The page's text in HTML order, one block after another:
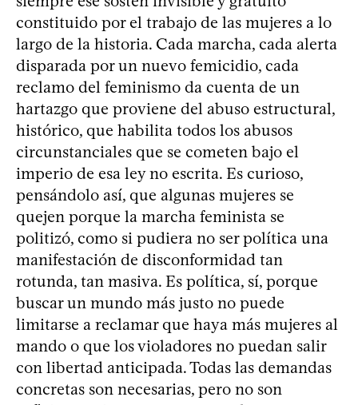
constituido por el trabajo de las mujeres a lo
largo de la historia. Cada marcha, cada alerta
disparada por un nuevo femicidio, cada
reclamo del feminismo da cuenta de un
hartazgo que proviene del abuso estructural,
histórico, que habilita todos los abusos
circunstanciales que se cometen bajo el
imperio de esa ley no escrita. Es curioso,
pensándolo así, que algunas mujeres se
quejen porque la marcha feminista se
politizó, como si pudiera no ser política una
manifestación de disconformidad tan
rotunda, tan masiva. Es política, sí, porque
buscar un mundo más justo no puede
limitarse a reclamar que haya más mujeres al
mando o que los violadores no puedan salir
con libertad anticipada. Todas las demandas
concretas son necesarias, pero no son